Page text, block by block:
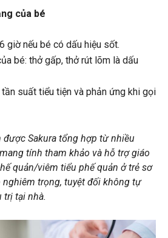
của bé
giờ nếu bé có dấu hiệu sốt.
bé: thở gấp, thở rút lõm là dấu
suất tiểu tiện và phản ứng khi gọi
được Sakura tổng hợp từ nhiều
tính tham khảo và hỗ trợ giáo
quản/viêm tiểu phế quản ở trẻ sơ
nghiêm trọng, tuyệt đối không tự
trị tại nhà.